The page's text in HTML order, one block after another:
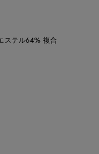
ステル64% 複合